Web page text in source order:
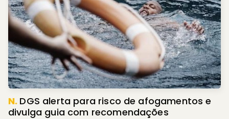
N. DGS alerta para risco de afogamentos e
divulga guia com recomendações